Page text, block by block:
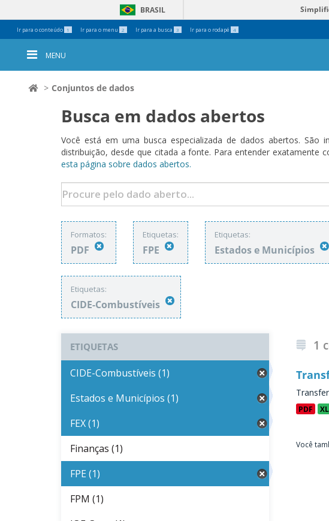
Ir para o conteúdo 1 Ir para o menu 2 Ir para a busca 3 Ir para o rodapé 4
BRASIL
Ferramentas
Pessoais
MENU
Conjuntos de dados
Busca em dados abertos
Você está em uma busca especializada de dados abertos.
distribuição, desde que citada a fonte. Para entender exatamente
esta página sobre dados abertos.
Formatos:
PDF
Etiquetas:
FPE
Etiquetas:
Estados e Municípios
Etiquetas:
CIDE-Combustíveis
1
PDF
Você
ETIQUETAS
CIDE-Combustíveis (1)
Estados e Municípios (1)
FEX (1)
Finanças (1)
FPE (1)
FPM (1)